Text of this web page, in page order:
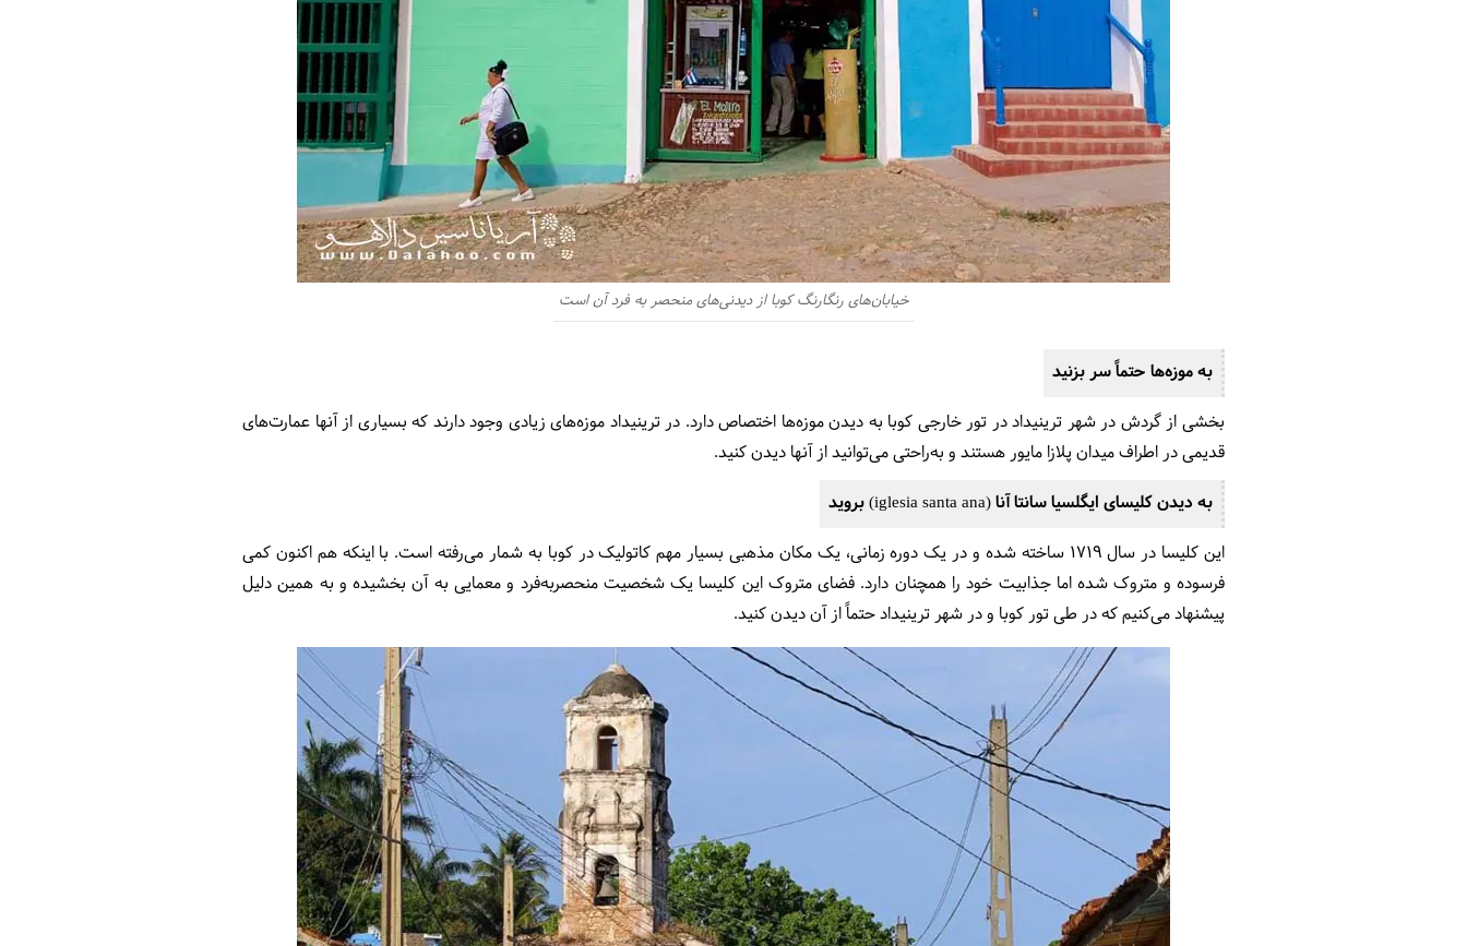
خیابان‌های رنگارنگ کوبا از دیدنی‌های منحصر به فرد آن است
به موزه‌ها حتماً سر بزنید
بخشی از گردش در شهر ترینیداد در تور خارجی کوبا به دیدن موزه‌ها اختصاص دارد. در ترینیداد موزه‌های زیادی وجود دارند که بسیاری از آنها عمارت‌های
قدیمی در اطراف میدان پلازا مایور هستند و به‌راحتی می‌توانید از آنها دیدن کنید.
به دیدن کلیسای ایگلسیا سانتا آنا (iglesia santa ana) بروید
این کلیسا در سال ۱۷۱۹ ساخته شده و در یک دوره زمانی، یک مکان مذهبی بسیار مهم کاتولیک در کوبا به شمار می‌رفته است. با اینکه هم اکنون کمی
فرسوده و متروک شده اما جذابیت خود را همچنان دارد. فضای متروک این کلیسا یک شخصیت منحصربه‌فرد و معمایی به آن بخشیده و به همین دلیل
پیشنهاد می‌کنیم که در طی تور کوبا و در شهر ترینیداد حتماً از آن دیدن کنید.